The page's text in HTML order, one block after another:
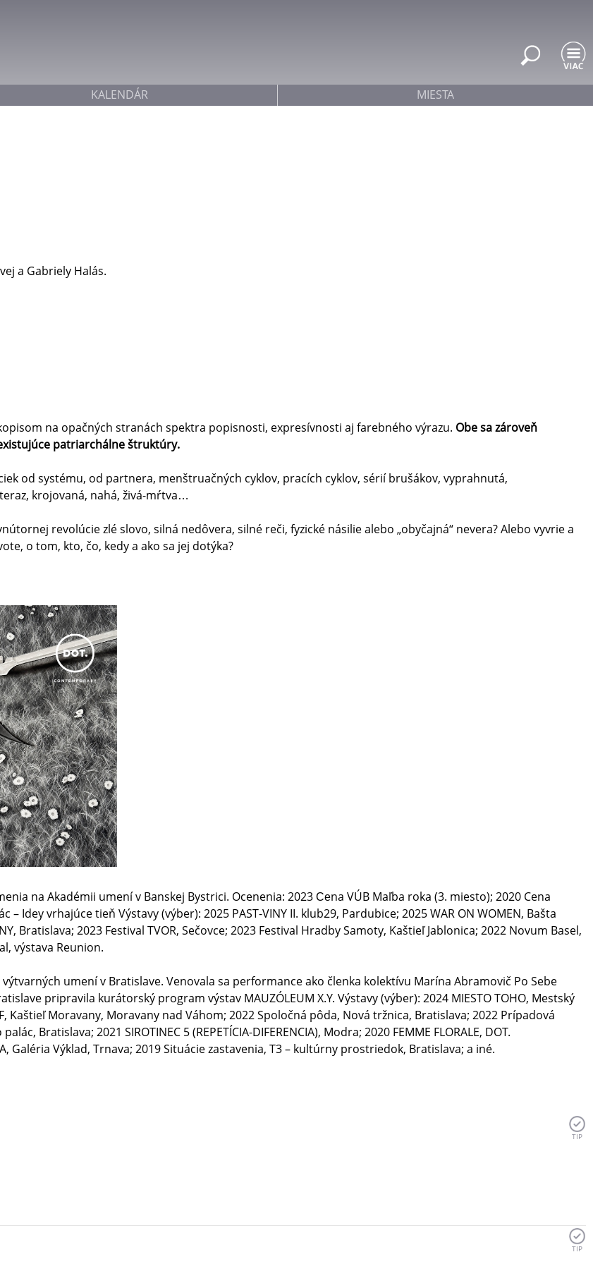
a Gabriely Halás.
na opačných stranách spektra popisnosti, expresívnosti aj farebného výrazu. Obe sa zároveň
patriarchálne štruktúry.
od systému, od partnera, menštruačných cyklov, pracích cyklov, sérií brušákov, vyprahnutá,
krojovaná, nahá, živá-mŕtva…
revolúcie zlé slovo, silná nedôvera, silné reči, fyzické násilie alebo „obyčajná“ nevera? Alebo vyvrie a
o tom, kto, čo, kedy a ako sa jej dotýka?
na Akadémii umení v Banskej Bystrici. Ocenenia: 2023 Сеna VÚB Maľba roka (3. miesto); 2020 Cena
Idey vrhajúce tieň Výstavy (výber): 2025 PAST-VINY II. klub29, Pardubice; 2025 WAR ON WOMEN, Bašta
Bratislava; 2023 Festival TVOR, Sečovce; 2023 Festival Hradby Samoty, Kaštieľ Jablonica; 2022 Novum Basel,
výstava Reunion.
umení v Bratislave. Venovala sa performance ako členka kolektívu Marína Abramovič Po Sebe
pripravila kurátorský program výstav MAUZÓLEUM X.Y. Výstavy (výber): 2024 MIESTO TOHO, Mestský
Kaštieľ Moravany, Moravany nad Váhom; 2022 Spoločná pôda, Nová tržnica, Bratislava; 2022 Prípadová
Bratislava; 2021 SIROTINEC 5 (REPETÍCIA-DIFERENCIA), Modra; 2020 FEMME FLORALE, DOT.
Galéria Výklad, Trnava; 2019 Situácie zastavenia, T3 – kultúrny prostriedok, Bratislava; a iné.
TIP
TIP
KALENDÁR MIESTA